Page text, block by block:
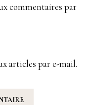
commentaires par
articles par e-mail.